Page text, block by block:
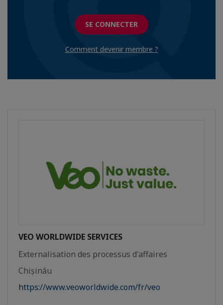
SE CONNECTER
Comment devenir membre ?
VEO WORLDWIDE SERVICES
Externalisation des processus d'affaires
Chișinău
https://www.veoworldwide.com/fr/veo